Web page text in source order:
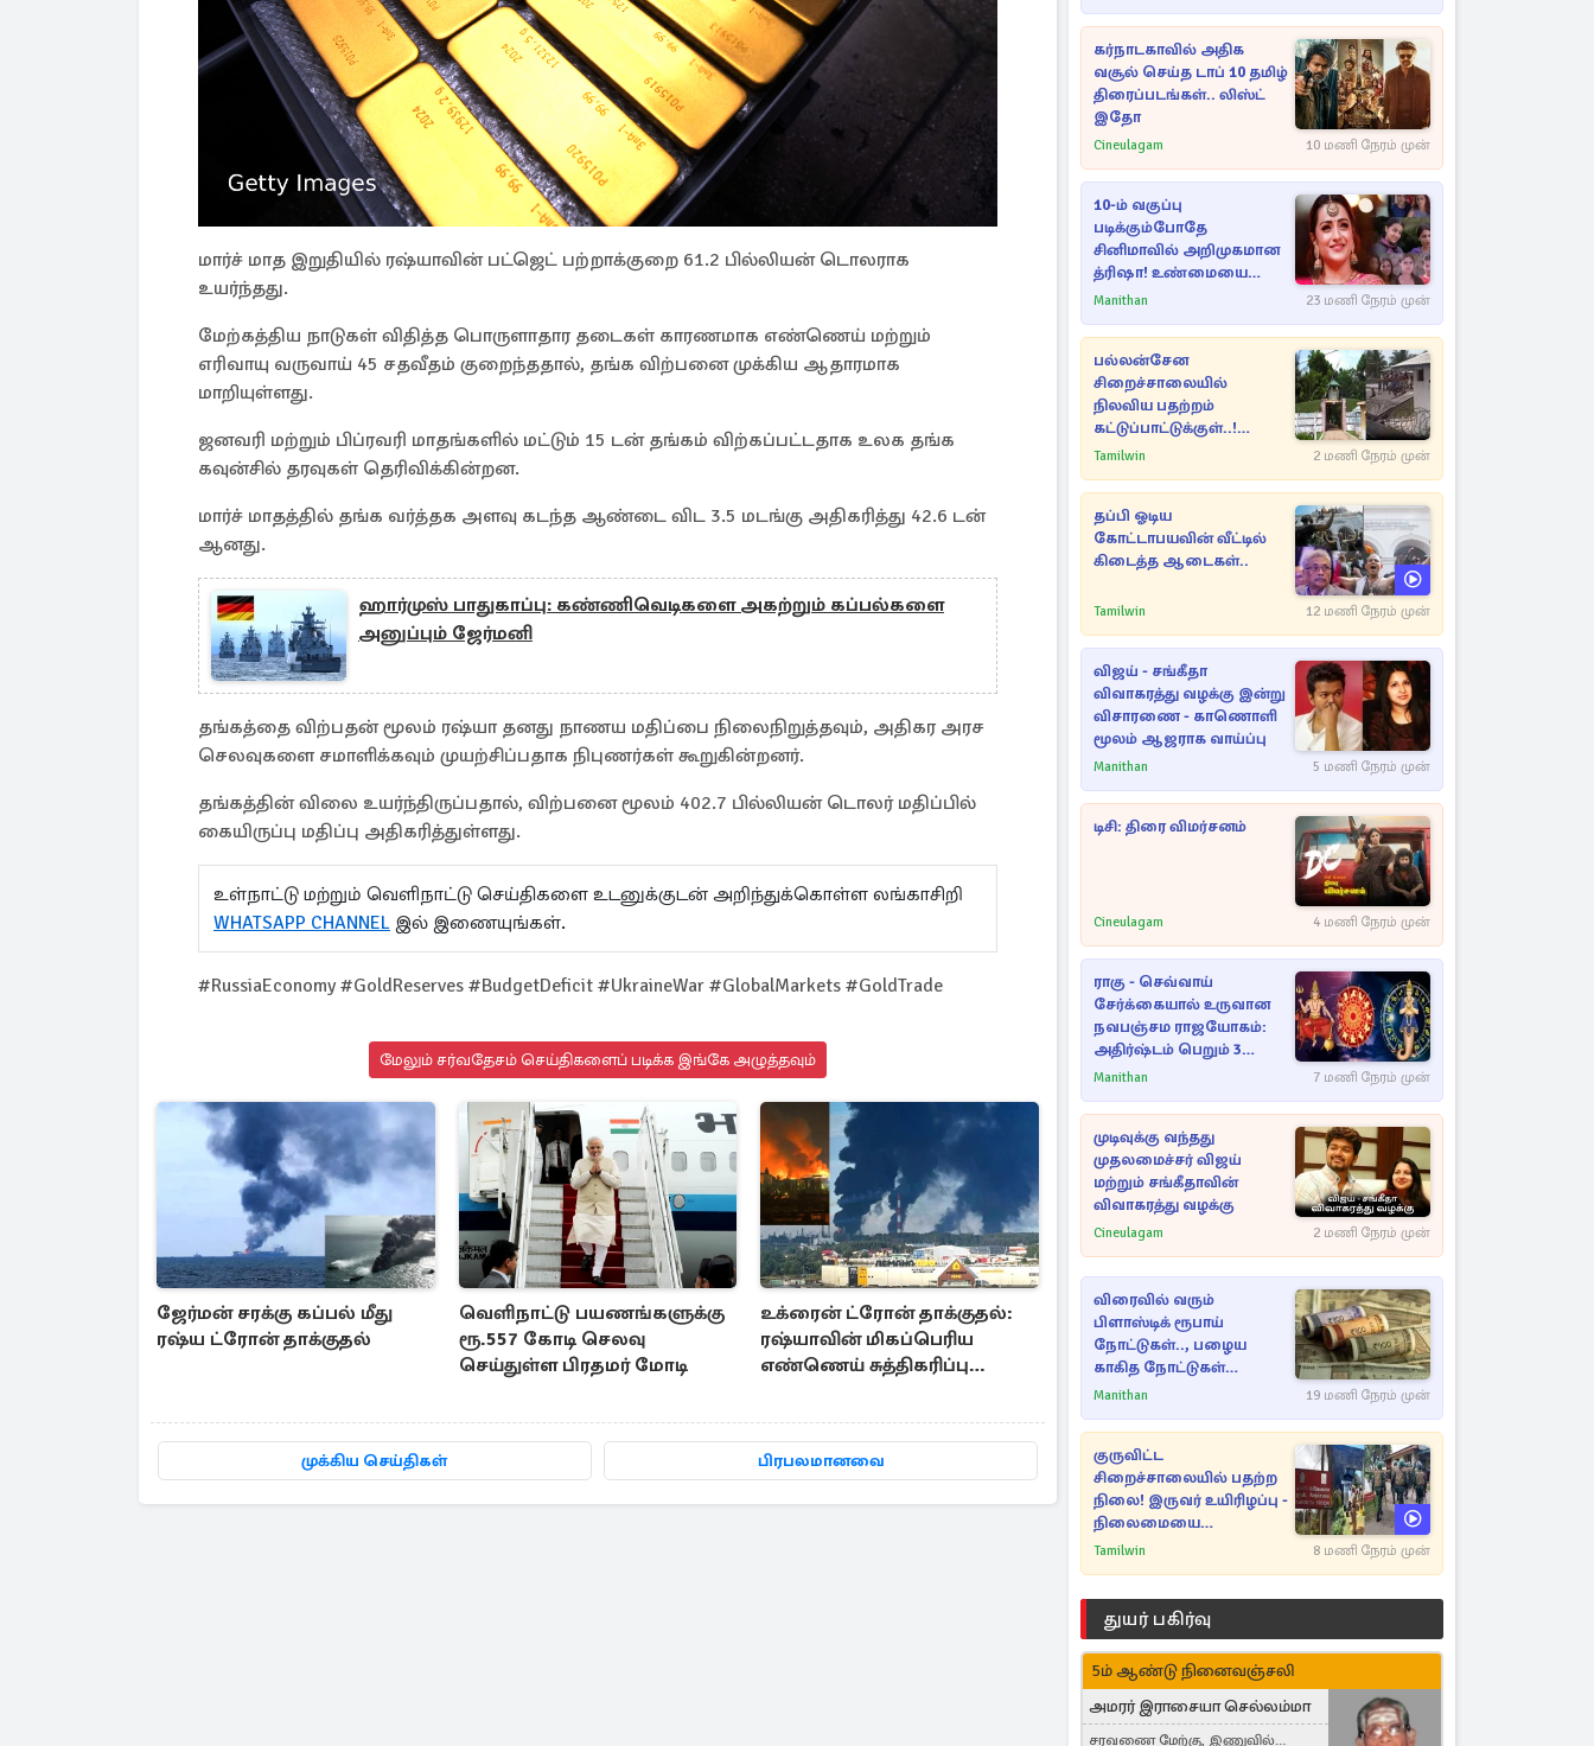
மார்ச் மாத இறுதியில் ரஷ்யாவின் பட்ஜெட் பற்றாக்குறை 61.2 பில்லியன் டொலராக
உயர்ந்தது.
மேற்கத்திய நாடுகள் விதித்த பொருளாதார தடைகள் காரணமாக எண்ணெய் மற்றும்
எரிவாயு வருவாய் 45 சதவீதம் குறைந்ததால், தங்க விற்பனை முக்கிய ஆதாரமாக
மாறியுள்ளது.
ஜனவரி மற்றும் பிப்ரவரி மாதங்களில் மட்டும் 15 டன் தங்கம் விற்கப்பட்டதாக உலக தங்க
கவுன்சில் தரவுகள் தெரிவிக்கின்றன.
மார்ச் மாதத்தில் தங்க வர்த்தக அளவு கடந்த ஆண்டை விட 3.5 மடங்கு அதிகரித்து 42.6 டன்
ஆனது.
ஹார்முஸ் பாதுகாப்பு: கண்ணிவெடிகளை அகற்றும் கப்பல்களை
அனுப்பும் ஜேர்மனி
தங்கத்தை விற்பதன் மூலம் ரஷ்யா தனது நாணய மதிப்பை நிலைநிறுத்தவும், அதிகர அரச
செலவுகளை சமாளிக்கவும் முயற்சிப்பதாக நிபுணர்கள் கூறுகின்றனர்.
தங்கத்தின் விலை உயர்ந்திருப்பதால், விற்பனை மூலம் 402.7 பில்லியன் டொலர் மதிப்பில்
கையிருப்பு மதிப்பு அதிகரித்துள்ளது.
உள்நாட்டு மற்றும் வெளிநாட்டு செய்திகளை உடனுக்குடன் அறிந்துக்கொள்ள லங்காசிறி
WHATSAPP CHANNEL இல் இணையுங்கள்.
#RussiaEconomy #GoldReserves #BudgetDeficit #UkraineWar #GlobalMarkets #GoldTrade
மேலும் சர்வதேசம் செய்திகளைப் படிக்க இங்கே அழுத்தவும்
ஜேர்மன் சரக்கு கப்பல் மீது
ரஷ்ய ட்ரோன் தாக்குதல்
வெளிநாட்டு பயணங்களுக்கு
ரூ.557 கோடி செலவு
செய்துள்ள பிரதமர் மோடி
உக்ரைன் ட்ரோன் தாக்குதல்:
ரஷ்யாவின் மிகப்பெரிய
எண்ணெய் சுத்திகரிப்பு
முக்கிய செய்திகள் பிரபலமானவை
கர்நாடகாவில் அதிக
வசூல் செய்த டாப் 10 தமிழ்
திரைப்படங்கள்.. லிஸ்ட்
இதோ
Cineulagam 10 மணி நேரம் முன்
10-ம் வகுப்பு
படிக்கும்போதே
சினிமாவில் அறிமுகமான
த்ரிஷா! உண்மையை
பகிர்ந்த இயக்குநர் பிரவீன்
Manithan 23 மணி நேரம் முன்
பல்லன்சேன
சிறைச்சாலையில்
நிலவிய பதற்றம்
கட்டுப்பாட்டுக்குள்..!
அதிரடியாக களமிறங்கிய
Tamilwin 2 மணி நேரம் முன்
தப்பி ஓடிய
கோட்டாபயவின் வீட்டில்
கிடைத்த ஆடைகள்..
Tamilwin 12 மணி நேரம் முன்
விஜய் - சங்கீதா
விவாகரத்து வழக்கு இன்று
விசாரணை - காணொளி
மூலம் ஆஜராக வாய்ப்பு
Manithan 5 மணி நேரம் முன்
டிசி: திரை விமர்சனம்
Cineulagam 4 மணி நேரம் முன்
ராகு - செவ்வாய்
சேர்க்கையால் உருவான
நவபஞ்சம ராஜயோகம்:
அதிர்ஷ்டம் பெறும் 3
ராசிகள்!
Manithan 7 மணி நேரம் முன்
முடிவுக்கு வந்தது
முதலமைச்சர் விஜய்
மற்றும் சங்கீதாவின்
விவாகரத்து வழக்கு
Cineulagam 2 மணி நேரம் முன்
விரைவில் வரும்
பிளாஸ்டிக் ரூபாய்
நோட்டுகள்.., பழைய
காகித நோட்டுகள்
செல்லுமா?
Manithan 19 மணி நேரம் முன்
குருவிட்ட
சிறைச்சாலையில் பதற்ற
நிலை! இருவர் உயிரிழப்பு -
நிலைமையை
கட்டுப்படுத்த பொலிஸார்
Tamilwin 8 மணி நேரம் முன்
துயர் பகிர்வு
5ம் ஆண்டு நினைவஞ்சலி
அமரர் இராசையா செல்லம்மா
சரவணை மேற்கு, இணுவில்